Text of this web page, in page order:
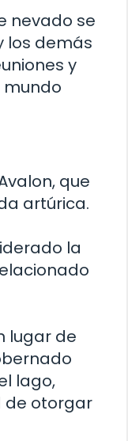
nevado se
los demás
y
que
artúrica.
la
lugar de
lago,
de otorgar